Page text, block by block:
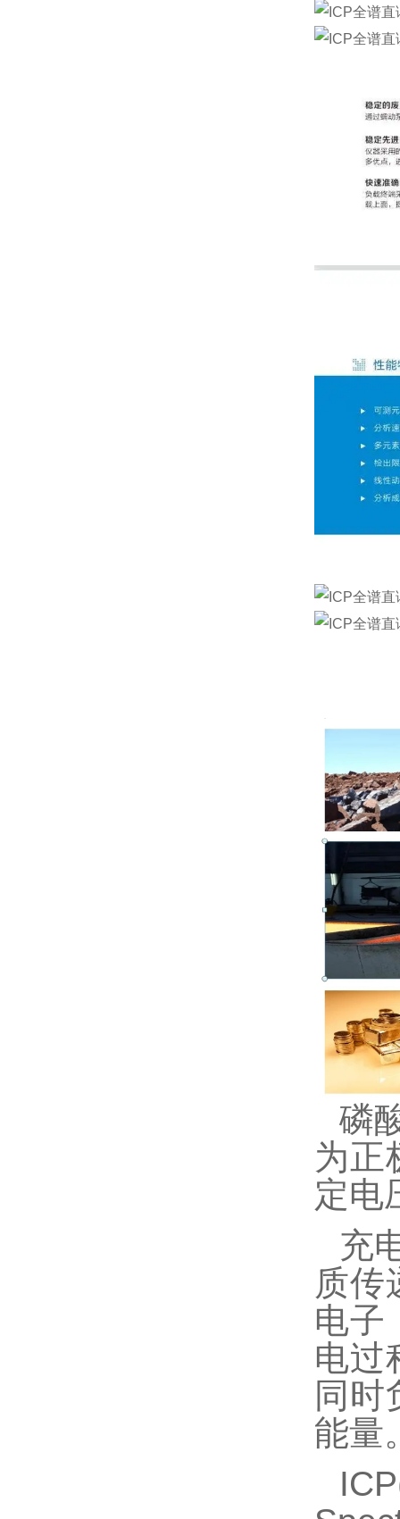
磷
为正
定电
充
质传
电子
电过
同时
能量